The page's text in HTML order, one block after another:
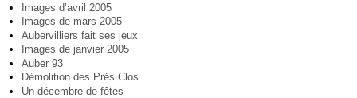
Images d’avril 2005
Images de mars 2005
Aubervilliers fait ses jeux
Images de janvier 2005
Auber 93
Démolition des Prés Clos
Un décembre de fêtes